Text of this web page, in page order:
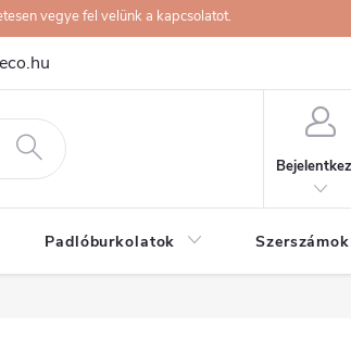
vegye fel velünk a kapcsolatot.
Padlóburkolatok Szerszámok